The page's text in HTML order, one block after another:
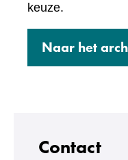
keuze.
Naar het
Contact